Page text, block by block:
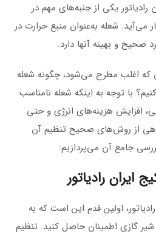
یکی از جنبه‌های مهم در
می‌آید. شعله به‌عنوان منبع حرارت در
صحیح و بهینه آنها دارد.
اغلب مطرح می‌شود، چگونه شعله
با توجه به اینکه شعله نامناسب
افزایش هزینه‌های انرژی و حتی
از روش‌های صحیح تنظیم آن
جامع آن می‌پردازیم:
ایران رادیاتور
اولین قدم این است که به
گازی اطمینان حاصل کنید. تنظیم